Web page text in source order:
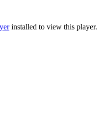
installed to view this player.